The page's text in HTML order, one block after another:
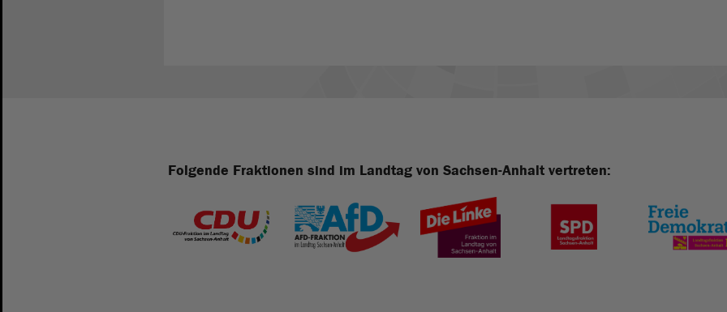
Folgende Fraktionen sind im Landtag von Sachsen-Anhalt vertreten: